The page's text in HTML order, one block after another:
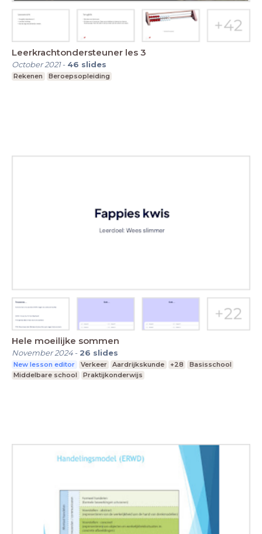
Leerkrachtondersteuner les 3
October 2021- 46 slides
Rekenen Beroepsopleiding
Hele moeilijke sommen
November 2024- 26 slides
New lesson editor Verkeer Aardrijkskunde +28
Basisschool
Middelbare school
Praktijkonderwijs